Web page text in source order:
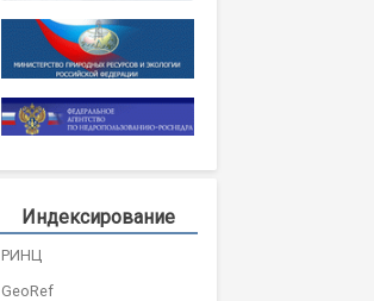
Индексирование
РИНЦ
GeoRef